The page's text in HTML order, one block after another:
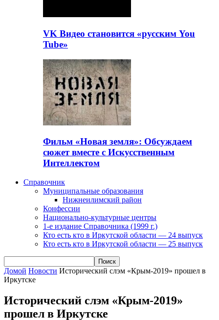
VK Видео становится «русским You
Tube»
Фильм «Новая земля»: Обсуждаем
сюжет вместе с Искусственным
Интеллектом
Справочник
Муниципальные образования
Нижнеилимский район
Конфессии
Национально-культурные центры
1-е издание Справочника (1999 г.)
Кто есть кто в Иркутской области — 24 выпуск
Кто есть кто в Иркутской области — 25 выпуск
Домой Новости Исторический слэм «Крым-2019» прошел в
Иркутске
Исторический слэм «Крым-2019»
прошел в Иркутске